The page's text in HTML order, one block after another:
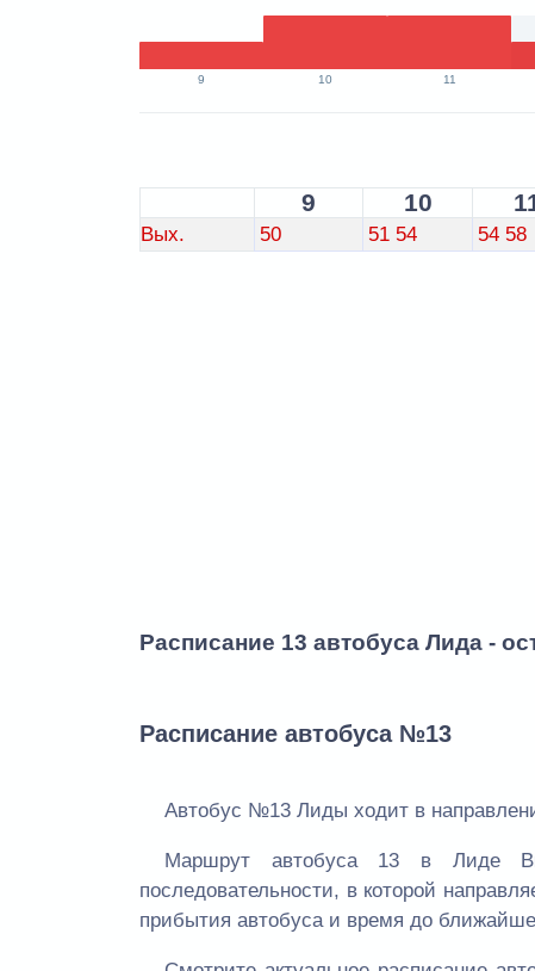
9 10 11
9 10
Вых. 50 51 54 54 58
Расписание 13 автобуса Лида -
Расписание автобуса №13
Автобус №13 Лиды ходит в
Маршрут автобуса 13 в Лиде
последовательности, в которой
прибытия автобуса и время до